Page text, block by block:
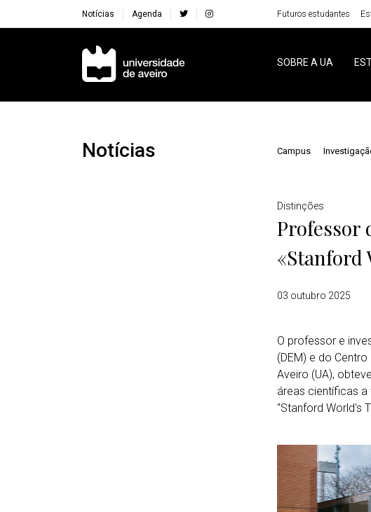
Notícias Agenda Futuros estudantes
Navegação Principal
SOBRE A UA
Notícias Campus
Distinções
Professor
«Stanford
03 outubro 2025
O professor e
(DEM) e do
Aveiro (UA),
áreas científicas a
"Stanford World's